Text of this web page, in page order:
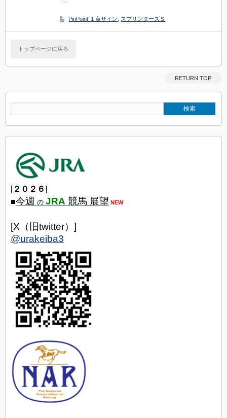
PinPoint １点サイン スプリンターズＳ
トップページに戻る
RETURN TOP
[２０２６]
■今週 の JRA 競馬 展望 NEW
[X（旧twitter）]
@urakeiba3